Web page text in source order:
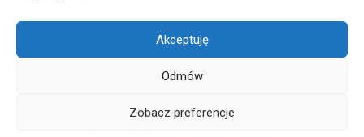
Akceptuję
Odmów
Zobacz preferencje